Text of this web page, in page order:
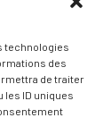
technologies
des
de traiter
les ID uniques